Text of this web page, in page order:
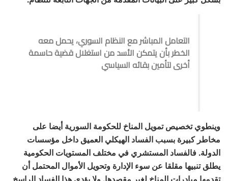
التعامل المباشر مع النظام السوري، يحمل معه
الخطر بأن يتمكن الأسد من استغلال قضية حاسمة
أخرى لتأمين بقائه السياسي
وينطوي تخصيص تمويل المناخ للحكومة السورية أيضا على
مخاطر كبيرة بسبب الفساد الهيكلي العميق داخل مؤسسات
الدولة. فالفساد المستشري في مختلف المستويات الحكومية
يطلق تنبيها مقلقا عن سوء الإدارة وتحويل الأموال المحتمل أن
تقدمها مبادرات المناخ لغير مقصدها. ولا يؤدي هذا الفساد الراسخ